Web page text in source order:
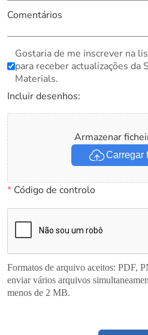
Comentários
Gostaria de me inscrever na
para receber actualizações da
Materials.
Incluir desenhos:
Armazenar
Carregar
*Código de controlo
Formatos de arquivo aceitos: PDF,
enviar vários arquivos
menos de 2 MB.